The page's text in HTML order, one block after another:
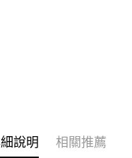
說明 相關推薦